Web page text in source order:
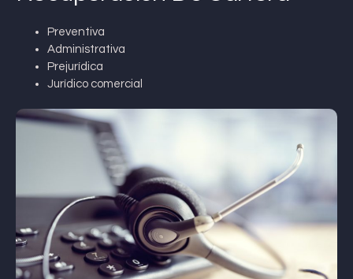
Preventiva
Administrativa
Prejurídica
Jurídico comercial